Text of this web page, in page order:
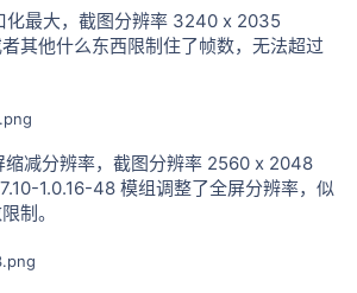
化最大，截图分辨率 3240 x 2035
其他什么东西限制住了帧数，无法超过
缩减分辨率，截图分辨率 2560 x 2048
1.0.16-48 模组调整了全屏分辨率，似
制。